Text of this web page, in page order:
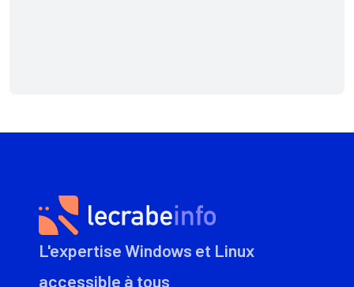
L'expertise Windows et Linux
accessible à tous